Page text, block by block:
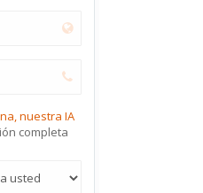
nuestra IA
completa